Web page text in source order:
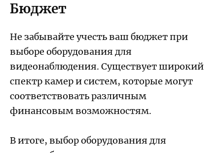
Бюджет
Не забывайте учесть ваш бюджет при
выборе оборудования для
видеонаблюдения. Существует широкий
спектр камер и систем, которые могут
соответствовать различным
финансовым возможностям.
В итоге, выбор оборудования для